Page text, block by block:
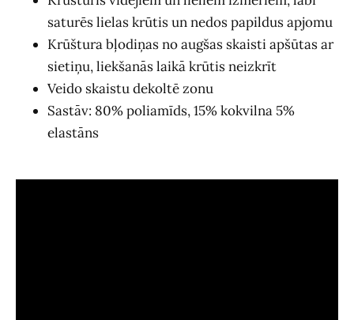
saturēs lielas krūtis un nedos papildus apjomu
Krūštura bļodiņas no augšas skaisti apšūtas ar
sietiņu, liekšanās laikā krūtis neizkrīt
Veido skaistu dekoltē zonu
Sastāv: 80% poliamīds, 15% kokvilna 5%
elastāns